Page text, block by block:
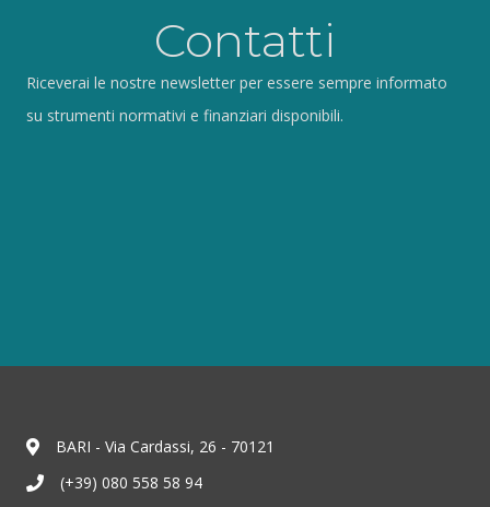
Contatti
Riceverai le nostre newsletter per essere sempre informato
su strumenti normativi e finanziari disponibili.
BARI - Via Cardassi, 26 - 70121
(+39) 080 558 58 94